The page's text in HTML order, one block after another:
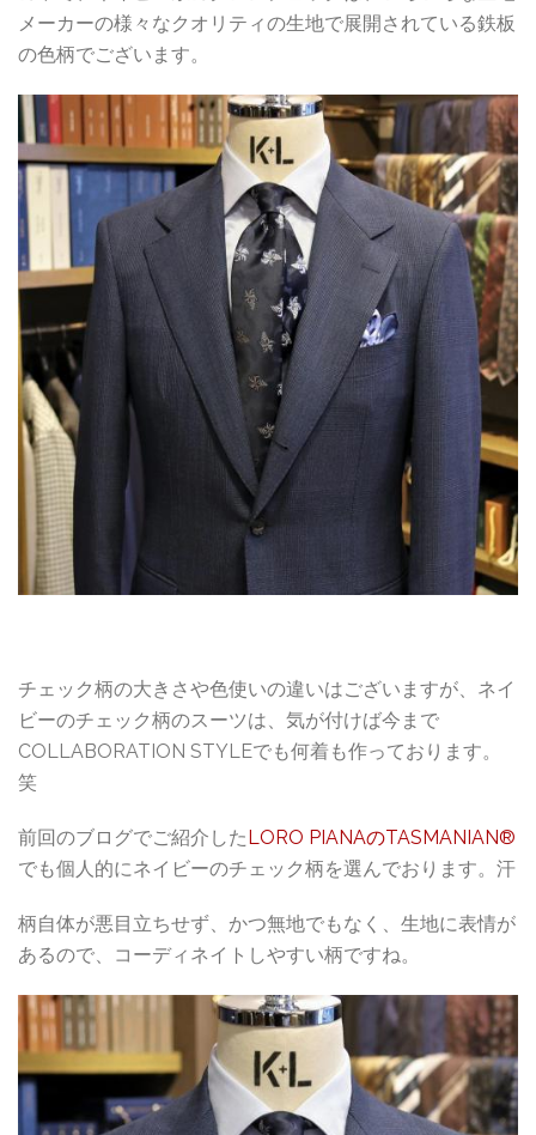
メーカーの様々なクオリティの生地で展開されている鉄板
の色柄でございます。
チェック柄の大きさや色使いの違いはございますが、ネイ
ビーのチェック柄のスーツは、気が付けば今まで
COLLABORATION STYLEでも何着も作っております。
笑
前回のブログでご紹介したLORO PIANAのTASMANIAN®
でも個人的にネイビーのチェック柄を選んでおります。汗
柄自体が悪目立ちせず、かつ無地でもなく、生地に表情が
あるので、コーディネイトしやすい柄ですね。